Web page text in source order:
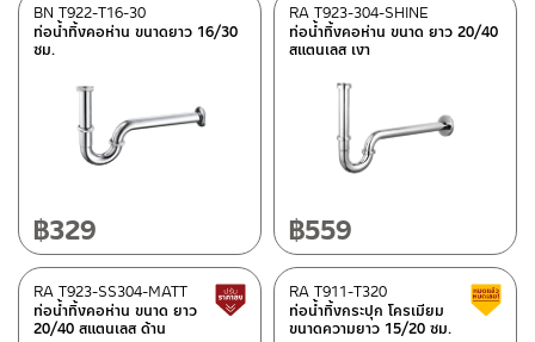
สินค้าลดราคา เคลียร์สต็อก
(9)
ท่อน้ำทิ้งคอห่าน ขนาดยาว 16/30
ซม.
BN T922-T16-30
฿329
ท่อน้ำทิ้งคอห่าน ขนาด ยาว 20/40
สแตนเลส เงา
RA T923-304-SHINE
฿559
ท่อน้ำทิ้งคอห่าน ขนาด ยาว
20/40 สแตนเลส ด้าน
RA T923-SS304-MATT สินค้าปรับราคาลดลง
ท่อน้ำทิ้งกระปุก โครเมียม
ขนาดความยาว 15/20 ซม.
RA T911-T320